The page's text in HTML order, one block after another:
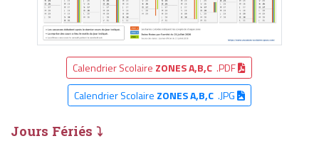
Calendrier Scolaire ZONES A,B,C .PDF
Calendrier Scolaire ZONES A,B,C.JPG
Jours Fériés ⤵